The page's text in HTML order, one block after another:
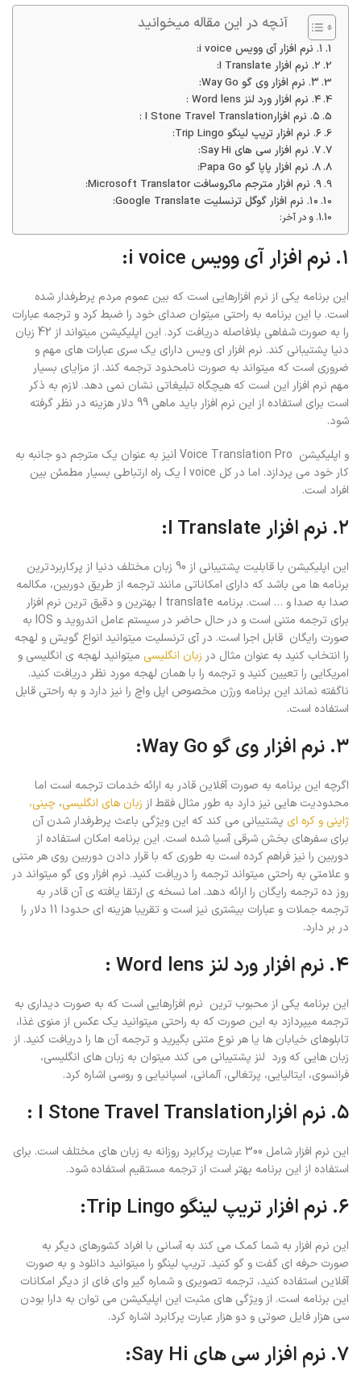
آنچه در این مقاله میخوانید
۱. نرم افزار آی وویس i voice:
۲. نرم افزار I Translate:
۳. نرم افزار وی گو Way Go:
۴. نرم افزار ورد لنز Word lens :
۵. نرم افزارI Stone Travel Translation :
۶. نرم افزار تریپ لینگو Trip Lingo:
۷. نرم افزار سی های Say Hi:
۸. نرم افزار پاپا گو Papa Go:
۹. نرم افزار مترجم ماکروسافت Microsoft Translator:
۱۰. نرم افزار گوگل ترنسلیت Google Translate:
و در آخر:
۱. نرم افزار آی وویس i voice:
این برنامه یکی از نرم افزارهایی است که بین عموم مردم پرطرفدار شده
است. با این برنامه به راحتی میتوان صدای خود را ضبط کرد و ترجمه عبارات
را به صورت شفاهی بلافاصله دریافت کرد. این اپلیکیشن میتواند از 42 زبان
دنیا پشتیبانی کند. نرم افزار ای ویس دارای یک سری عبارات های مهم و
ضروری است که میتواند به صورت نامحدود ترجمه کند. از مزایای بسیار
مهم نرم افزار این است که هیچگاه تبلیغاتی نشان نمی دهد. لازم به ذکر
است برای استفاده از این نرم افزار باید ماهی 99 دلار هزینه در نظر گرفته
شود.
و اپلیکیشن I Voice Translation Proنیز به عنوان یک مترجم دو جانبه به
کار خود می پردازد. اما در کل I voice یک راه ارتباطی بسیار مطمئن بین
افراد است.
۲. نرم افزار I Translate:
این اپلیکیشن با قابلیت پشتیبانی از 90 زبان مختلف دنیا از پرکاربردترین
برنامه ها می باشد که دارای امکاناتی مانند ترجمه از طریق دوربین، مکالمه
صدا به صدا و … است. برنامه I translate بهترین و دقیق ترین نرم افزار
برای ترجمه متنی است و در حال حاضر در سیستم عامل اندروید و IOS به
صورت رایگان قابل اجرا است. در آی ترنسلیت میتوانید انواع گویش و لهجه
را انتخاب کنید به عنوان مثال در زبان انگلیسی میتوانید لهجه ی انگلیسی و
امریکایی را تعیین کنید و ترجمه را با همان لهجه مورد نظر دریافت کنید.
ناگفته نماند این برنامه ورژن مخصوص اپل واچ را نیز دارد و به راحتی قابل
استفاده است.
۳. نرم افزار وی گو Way Go:
اگرچه این برنامه به صورت آفلاین قادر به ارائه خدمات ترجمه است اما
محدودیت هایی نیز دارد به طور مثال فقط از زبان های انگلیسی، چینی،
ژاپنی و کره ای پشتیبانی می کند که این ویژگی باعث پرطرفدار شدن آن
برای سفرهای بخش شرقی آسیا شده است. این برنامه امکان استفاده از
دوربین را نیز فراهم کرده است به طوری که با قرار دادن دوربین روی هر متنی
و علامتی به راحتی میتواند ترجمه را دریافت کنید. نرم افزار وی گو میتواند در
روز ده ترجمه رایگان را ارائه دهد. اما نسخه ی ارتقا یافته ی آن قادر به
ترجمه جملات و عبارات بیشتری نیز است و تقریبا هزینه ای حدودا 11 دلار را
در بر دارد.
۴. نرم افزار ورد لنز Word lens :
این برنامه یکی از محبوب ترین نرم افزارهایی است که به صورت دیداری به
ترجمه میپردازد به این صورت که به راحتی میتوانید یک عکس از منوی غذا،
تابلوهای خیابان ها یا هر نوع متنی بگیرید و ترجمه آن ها را دریافت کنید. از
زبان هایی که ورد لنز پشتیبانی می کند میتوان به زبان های انگلیسی،
فرانسوی، ایتالیایی، پرتغالی، آلمانی، اسپانیایی و روسی اشاره کرد.
۵. نرم افزارI Stone Travel Translation :
این نرم افزار شامل 300 عبارت پرکابرد روزانه به زبان های مختلف است. برای
استفاده از این برنامه بهتر است از ترجمه مستقیم استفاده شود.
۶. نرم افزار تریپ لینگو Trip Lingo:
این نرم افزار به شما کمک می کند به آسانی با افراد کشورهای دیگر به
صورت حرفه ای گفت و گو کنید. تریپ لینگو را میتوانید دانلود و به صورت
آفلاین استفاده کنید، ترجمه تصویری و شماره گیر وای فای از دیگر امکانات
این برنامه است. از ویژگی های مثبت این اپلیکیشن می توان به دارا بودن
سی هزار فایل صوتی و دو هزار عبارت پرکابرد اشاره کرد.
۷. نرم افزار سی های Say Hi: